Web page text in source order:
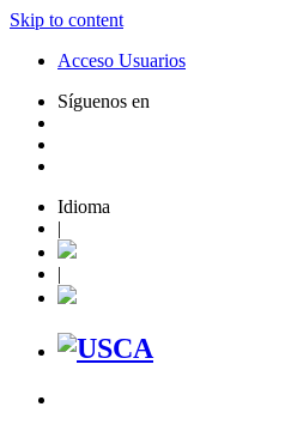
Skip to content
Acceso Usuarios
Síguenos en
Idioma
|
|